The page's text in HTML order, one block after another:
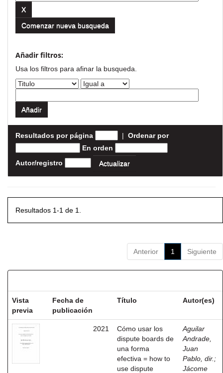
Comenzar nueva busqueda
Añadir filtros:
Usa los filtros para afinar la busqueda.
Resultados por página | Ordenar por
En orden
Autor/registro
Resultados 1-1 de 1.
Anterior 1 Siguiente
Vista
previa
Fecha de
publicación
Título Autor(es)
2021
Cómo usar los
dispute boards de
una forma
efectiva = how to
use dispute
Aguilar
Andrade,
Juan
Pablo, dir. ;
Jácome